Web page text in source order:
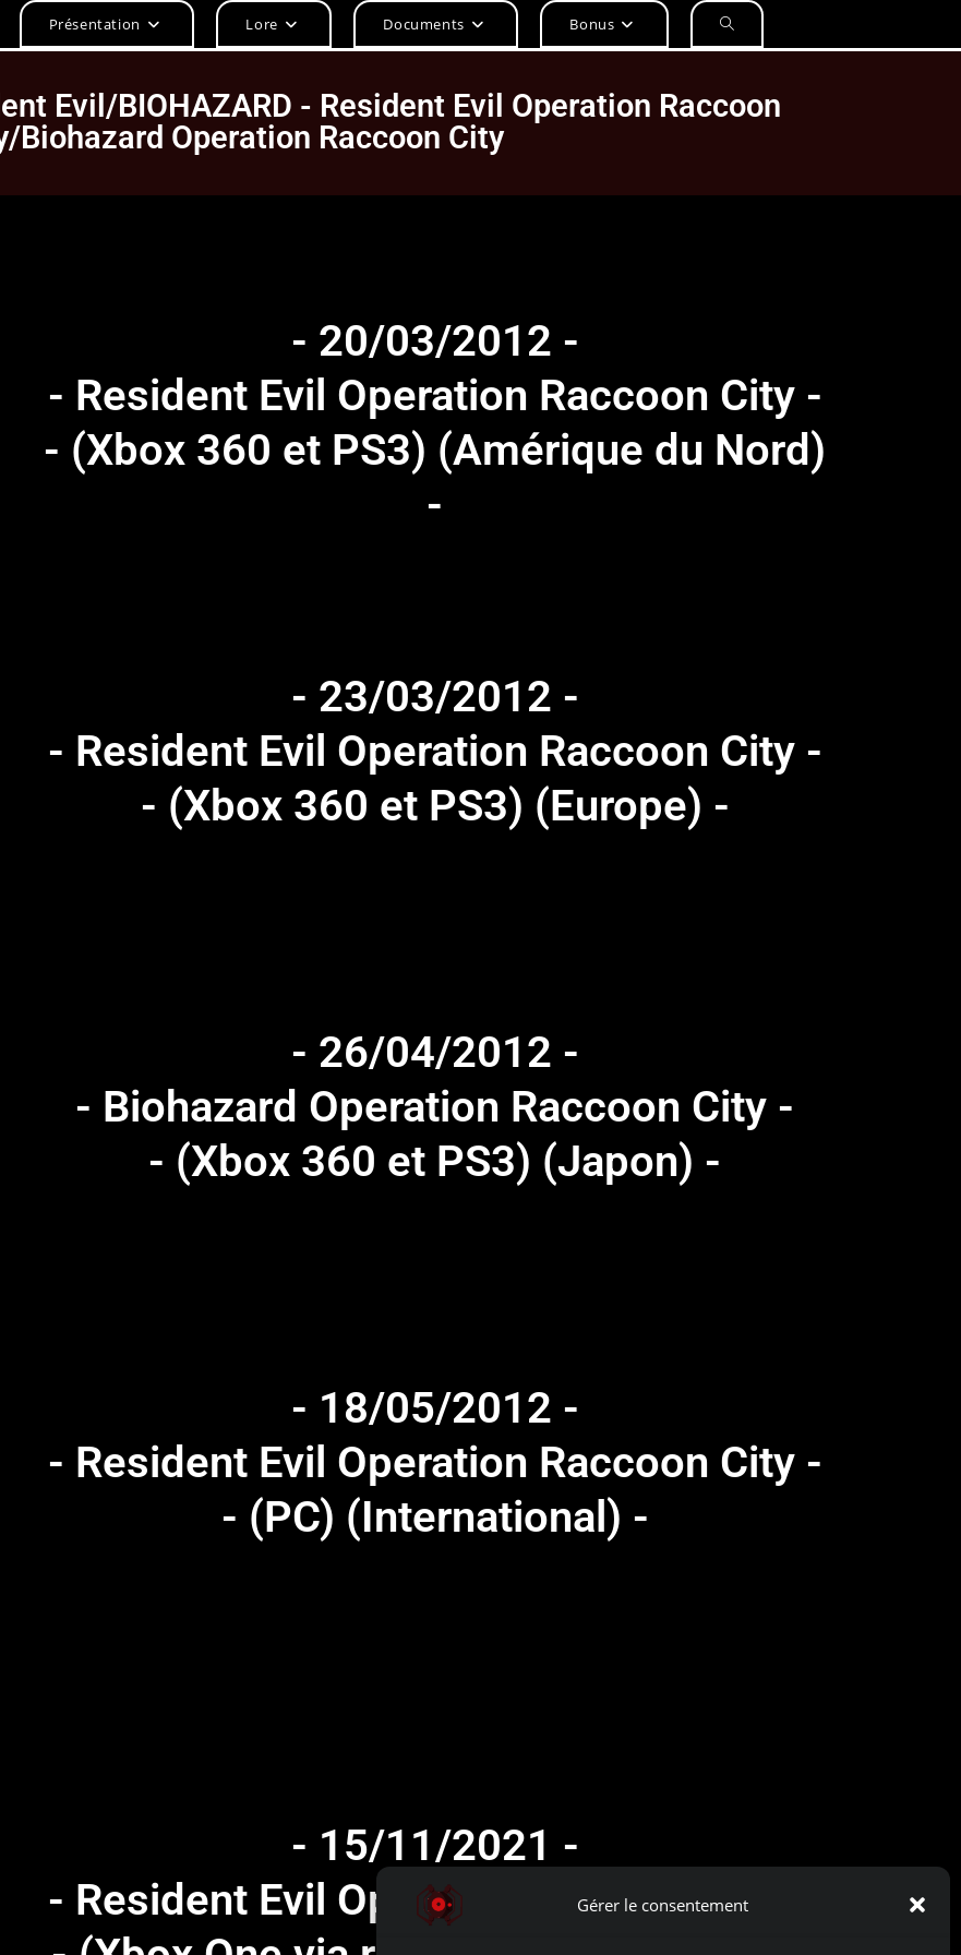
Gérer le consentement
Présentation Lore Documents Bonus
Evil/BIOHAZARD - Resident Evil Operation Raccoon
Biohazard Operation Raccoon City
- 20/03/2012 -
- Resident Evil Operation Raccoon City -
- (Xbox 360 et PS3) (Amérique du Nord)
-
- 23/03/2012 -
- Resident Evil Operation Raccoon City -
- (Xbox 360 et PS3) (Europe) -
- 26/04/2012 -
- Biohazard Operation Raccoon City -
- (Xbox 360 et PS3) (Japon) -
- 18/05/2012 -
- Resident Evil Operation Raccoon City -
- (PC) (International) -
- 15/11/2021 -
- Resident Evil Operation Raccoon City -